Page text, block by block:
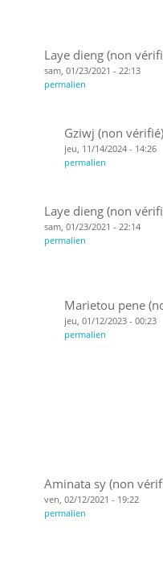
Laye dieng (non
sam, 01/23/2021 - 22:13
permalien
Gziwj (non vérifié)
jeu, 11/14/2024 - 14:26
permalien
Laye dieng (non
sam, 01/23/2021 - 22:14
permalien
Marietou pene
jeu, 01/12/2023 - 00:23
permalien
Aminata sy (non
ven, 02/12/2021 - 19:22
permalien